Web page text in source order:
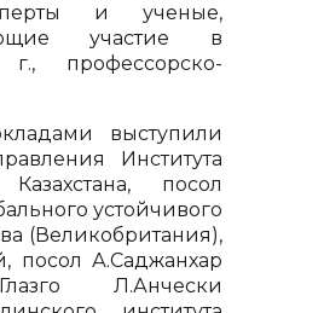
и ученые,
участие в
профессорско-
выступили
Института
посол
устойчивого
(Великобритания),
посол А.Саджанхар
Л.Анчески